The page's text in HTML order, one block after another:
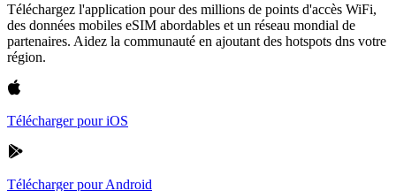
Téléchargez l'application pour des millions de points d'accès WiFi,
des données mobiles eSIM abordables et un réseau mondial de
partenaires. Aidez la communauté en ajoutant des hotspots dns votre
région.
Télécharger pour iOS
Télécharger pour Android